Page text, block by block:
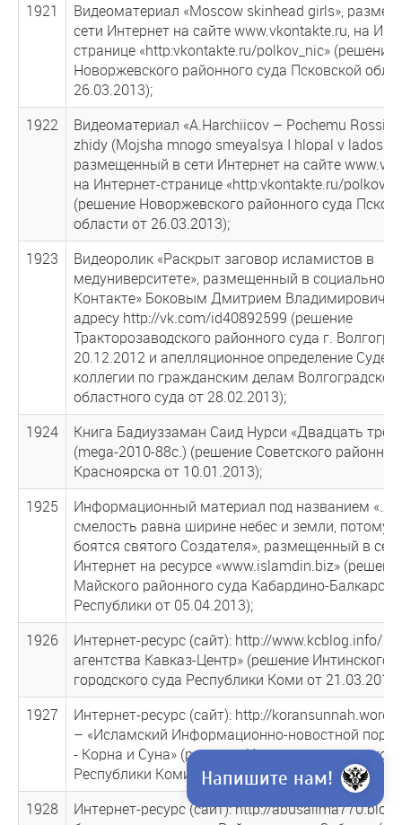
1921
Видеоматериал «Moscow skinhead girls»,
сети Интернет на сайте www.vkontakte.ru, на
странице «http:vkontakte.ru/polkov_nic» (решение
Новоржевского районного суда Псковской
26.03.2013);
1922
Видеоматериал «A.Harchiicov – Pochemu Rossiej
zhidy (Mojsha mnogo smeyalsya I hlopal v
размещенный в сети Интернет на сайте
на Интернет-странице «http:vkontakte.ru/
(решение Новоржевского районного суда
области от 26.03.2013);
1923
Видеоролик «Раскрыт заговор исламистов в
медуниверситете», размещенный в социальной
Контакте» Боковым Дмитрием
адресу http://vk.com/id40892599 (решение
Тракторозаводского районного суда г.
20.12.2012 и апелляционное определение
коллегии по гражданским делам
областного суда от 28.02.2013);
1924
Книга Бадиуззаман Саид Нурси «Двадцать
(mega-2010-88c.) (решение Советского
Красноярска от 10.01.2013);
1925
Информационный материал под названием
смелость равна ширине небес и земли, потому
боятся святого Создателя», размещенный в
Интернет на ресурсе «www.islamdin.biz»
Майского районного суда Кабардино-
Республики от 05.04.2013);
1926
Интернет-ресурс (сайт): http://www.kcblog.info/ –
агентства Кавказ-Центр» (решение Интинского
городского суда Республики Коми от
1927
Интернет-ресурс (сайт): http://
– «Исламский Информационно-новостной
- Корна и Суна» (решение Интинского
Республики Коми от 21.03.2013);
1928
Интернет-ресурс (сайт): http://
Напишите нам!